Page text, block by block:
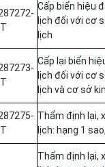
Cấp biển hiệu
lịch đối với cơ
ịch
Cấp lại biển
lịch đối với cơ
lịch và cơ sở
Thẩm định lại, x
lịch: hạng 1
Thẩm định lại, x